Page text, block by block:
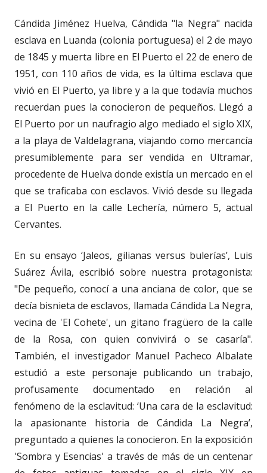
Cándida Jiménez Huelva, Cándida "la Negra" nacida
esclava en Luanda (colonia portuguesa) el 2 de mayo
de 1845 y muerta libre en El Puerto el 22 de enero de
1951, con 110 años de vida, es la última esclava que
vivió en El Puerto, ya libre y a la que todavía muchos
recuerdan pues la conocieron de pequeños. Llegó a
El Puerto por un naufragio algo mediado el siglo XIX,
a la playa de Valdelagrana, viajando como mercancía
presumiblemente para ser vendida en Ultramar,
procedente de Huelva donde existía un mercado en el
que se traficaba con esclavos. Vivió desde su llegada
a El Puerto en la calle Lechería, número 5, actual
Cervantes.
En su ensayo ‘Jaleos, gilianas versus bulerías’, Luis
Suárez Ávila, escribió sobre nuestra protagonista:
"De pequeño, conocí a una anciana de color, que se
decía bisnieta de esclavos, llamada Cándida La Negra,
vecina de 'El Cohete', un gitano fragüero de la calle
de la Rosa, con quien convivirá o se casaría".
También, el investigador Manuel Pacheco Albalate
estudió a este personaje publicando un trabajo,
profusamente documentado en relación al
fenómeno de la esclavitud: ‘Una cara de la esclavitud:
la apasionante historia de Cándida La Negra’,
preguntado a quienes la conocieron. En la exposición
'Sombra y Esencias' a través de más de un centenar